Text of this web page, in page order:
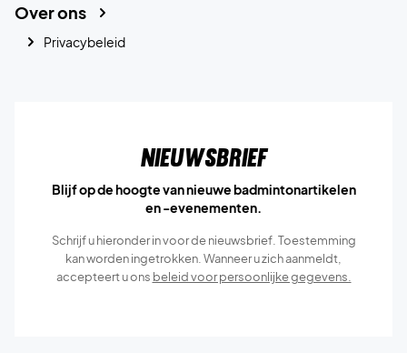
Over ons
Privacybeleid
Nieuwsbrief
Blijf op de hoogte van nieuwe badmintonartikelen
en -evenementen.
Schrijf u hieronder in voor de nieuwsbrief. Toestemming
kan worden ingetrokken. Wanneer u zich aanmeldt,
accepteert u ons beleid voor persoonlijke gegevens.